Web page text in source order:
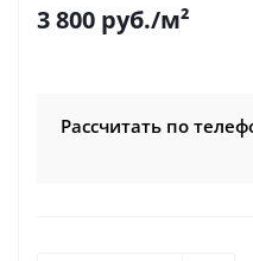
3 800 руб./м²
Рассчитать по